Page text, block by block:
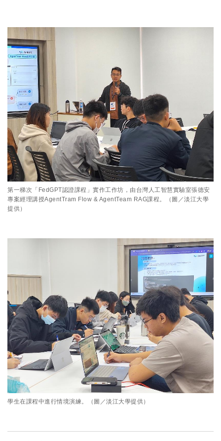
第一梯次「FedGPT認證課程」實作工作坊，由台灣人工智慧實驗室張德安
專案經理講授AgentTram Flow & AgentTeam RAG課程。（圖／淡江大學
提供）
學生在課程中進行情境演練。（圖／淡江大學提供）